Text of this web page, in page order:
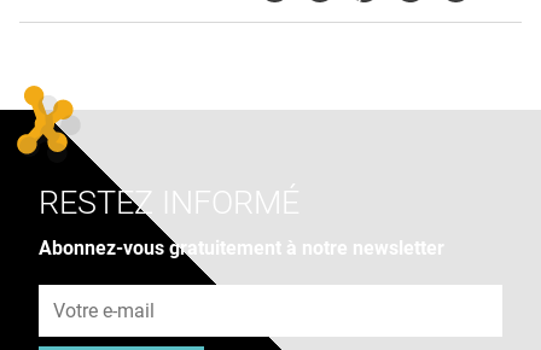
RESTEZ INFORMÉ
Abonnez-vous gratuitement à notre newsletter